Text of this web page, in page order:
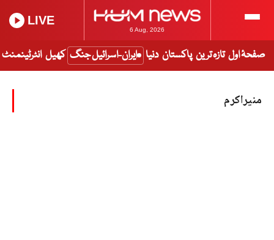
6 Aug, 2026
LIVE
صفحۂ اول تازہ ترین پاکستان دنیا ایران-اسرائیل جنگ کھیل انٹرٹینمنٹ
منیراکرم